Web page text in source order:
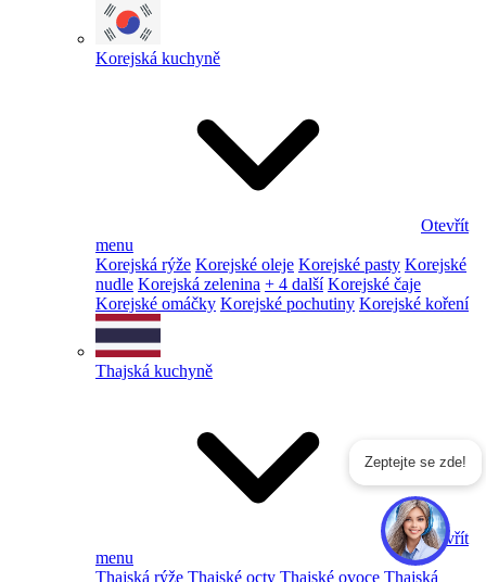
Korejská kuchyně
Otevřít
menu
Korejská rýže Korejské oleje Korejské pasty Korejské
nudle Korejská zelenina + 4 další Korejské čaje
Korejské omáčky Korejské pochutiny Korejské koření
Thajská kuchyně
Otevřít
menu
Thajská rýže Thajské octy Thajské ovoce Thajská
Zeptejte se zde!